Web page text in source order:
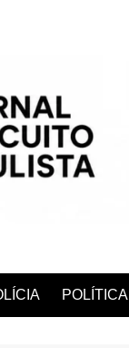
POLÍTICA